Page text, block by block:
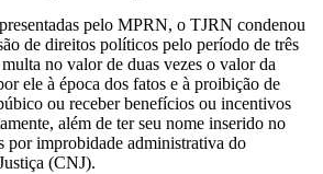
pelo MPRN, o TJRN condenou
de direitos políticos pelo período de três
no valor de duas vezes o valor da
ele à época dos fatos e à proibição de
ou receber benefícios ou incentivos
além de ter seu nome inserido no
por improbidade administrativa do
(CNJ).